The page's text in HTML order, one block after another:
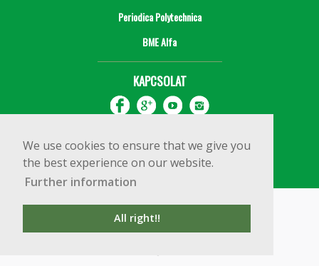
We use cookies to ensure that we give you
the best experience on our website.
Further information
All right!!
Periodica Polytechnica
BME Alfa
KAPCSOLAT
Copyright © 2020 BME Építőmérnöki Kar
1111 Budapest, Műegyetem rkp. 3.